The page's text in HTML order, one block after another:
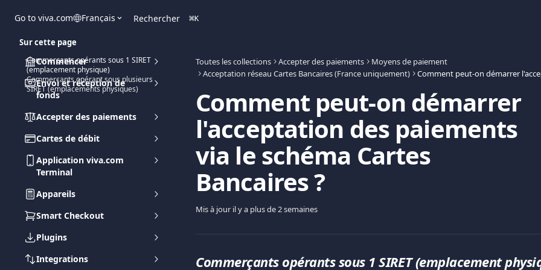
Go to viva.com Français Rechercher ⌘K
Commencer
Envoi et réception de
fonds
Accepter des paiements
Cartes de débit
Application viva.com
Terminal
Appareils
Smart Checkout
Plugins
Integrations
Toutes les collections Accepter des paiements
Moyens de paiement
Acceptation réseau Cartes Bancaires (France uniquement)
Comment peut-on démarrer
l'acceptation des paiements
via le schéma Cartes
Bancaires ?
Mis à jour il y a plus de 2 semaines
Commerçants opérants sous 1 SIRET (emplacement
Sur cette page
Commerçants opérants sous 1 SIRET
(emplacement physique)
Commerçants opérant sous plusieurs
SIRET (emplacements physiques)